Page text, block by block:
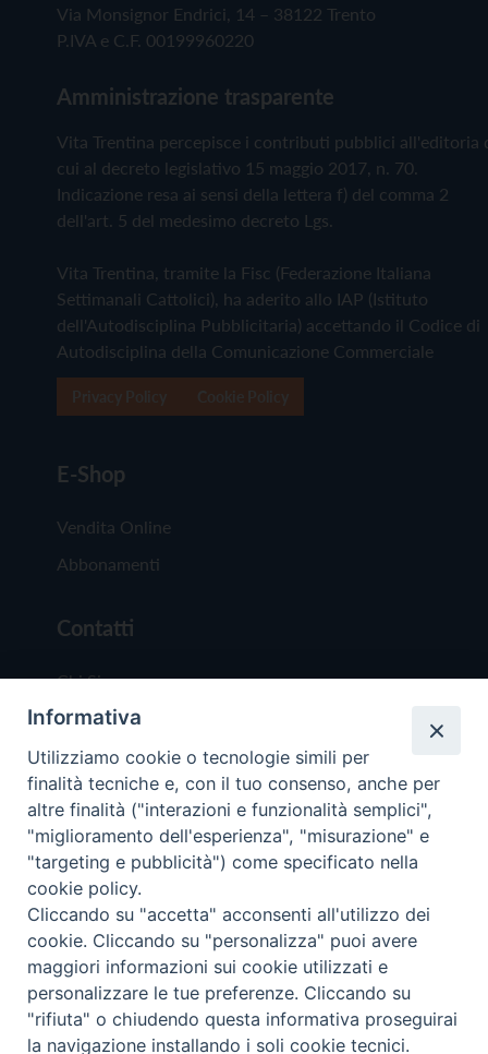
Via Monsignor Endrici, 14 – 38122 Trento
P.IVA e C.F. 00199960220
Amministrazione trasparente
Vita Trentina percepisce i contributi pubblici all'editoria
cui al decreto legislativo 15 maggio 2017, n. 70.
Indicazione resa ai sensi della lettera f) del comma 2
dell'art. 5 del medesimo decreto Lgs.
Vita Trentina, tramite la Fisc (Federazione Italiana
Settimanali Cattolici), ha aderito allo IAP (Istituto
dell'Autodisciplina Pubblicitaria) accettando il Codice di
Autodisciplina della Comunicazione Commerciale
E-Shop
Vendita Online
Abbonamenti
Contatti
Chi Siamo
Redazione
Scrivici
Copyright © 2019 - Tutti i diritti riservati - Vita
Trentina Editrice
Privacy Policy
Torna
Informativa
Utilizziamo cookie o tecnologie simili per
finalità tecniche e, con il tuo consenso, anche per
altre finalità ("interazioni e funzionalità semplici",
"miglioramento dell'esperienza", "misurazione" e
"targeting e pubblicità") come specificato nella
cookie policy.
Cliccando su "accetta" acconsenti all'utilizzo dei
cookie. Cliccando su "personalizza" puoi avere
maggiori informazioni sui cookie utilizzati e
personalizzare le tue preferenze. Cliccando su
"rifiuta" o chiudendo questa informativa proseguirai
la navigazione installando i soli cookie tecnici.